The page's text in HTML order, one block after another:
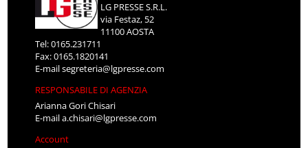
LG PRESSE S.R.L.
via Festaz, 52
11100 AOSTA
Tel: 0165.231711
Fax: 0165.1820141
E-mailsegreteria@lgpresse.com
RESPONSABILE DI AGENZIA
Arianna Gori Chisari
E-maila.chisari@lgpresse.com
Account